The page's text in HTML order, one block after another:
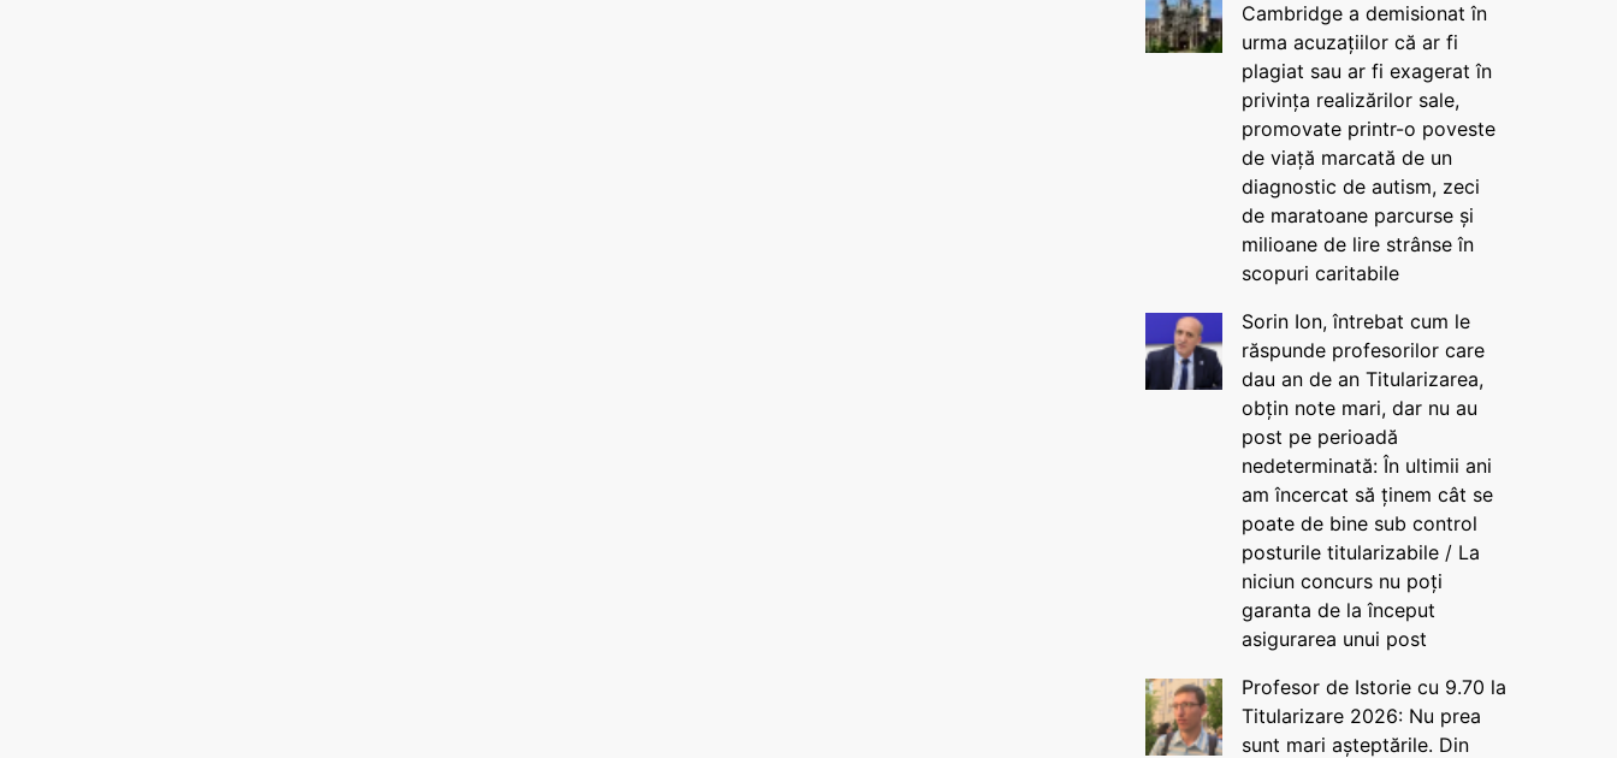
Cambridge a demisionat în
urma acuzațiilor că ar fi
plagiat sau ar fi exagerat în
privința realizărilor sale,
promovate printr-o poveste
de viață marcată de un
diagnostic de autism, zeci
de maratoane parcurse și
milioane de lire strânse în
scopuri caritabile
Sorin Ion, întrebat cum le
răspunde profesorilor care
dau an de an Titularizarea,
obțin note mari, dar nu au
post pe perioadă
nedeterminată: În ultimii ani
am încercat să ținem cât se
poate de bine sub control
posturile titularizabile / La
niciun concurs nu poți
garanta de la început
asigurarea unui post
Profesor de Istorie cu 9.70 la
Titularizare 2026: Nu prea
sunt mari așteptările. Din